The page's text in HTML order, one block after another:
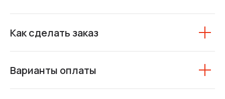
Как сделать заказ
Варианты оплаты